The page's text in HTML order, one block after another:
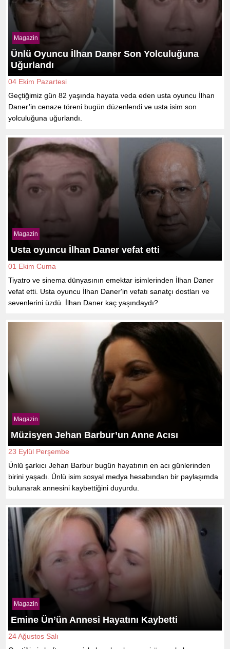
Magazin
Ünlü Oyuncu İlhan Daner Son Yolculuğuna
Uğurlandı
04 Ekim Pazartesi
Geçtiğimiz gün 82 yaşında hayata veda eden usta oyuncu İlhan
Daner’in cenaze töreni bugün düzenlendi ve usta isim son
yolculuğuna uğurlandı.
Magazin
Usta oyuncu İlhan Daner vefat etti
01 Ekim Cuma
Tiyatro ve sinema dünyasının emektar isimlerinden İlhan Daner
vefat etti. Usta oyuncu İlhan Daner'in vefatı sanatçı dostları ve
sevenlerini üzdü. İlhan Daner kaç yaşındaydı?
Magazin
Müzisyen Jehan Barbur’un Anne Acısı
23 Eylül Perşembe
Ünlü şarkıcı Jehan Barbur bugün hayatının en acı günlerinden
birini yaşadı. Ünlü isim sosyal medya hesabından bir paylaşımda
bulunarak annesini kaybettiğini duyurdu.
Magazin
Emine Ün’ün Annesi Hayatını Kaybetti
24 Ağustos Salı